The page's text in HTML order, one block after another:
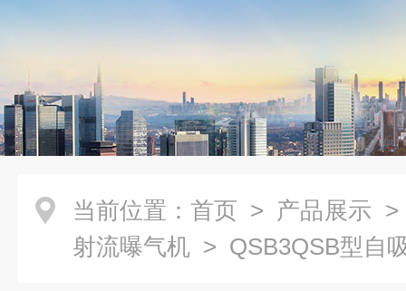
当前位置： 首页 > 产品展示
射流曝气机 > QSB3QSB型自